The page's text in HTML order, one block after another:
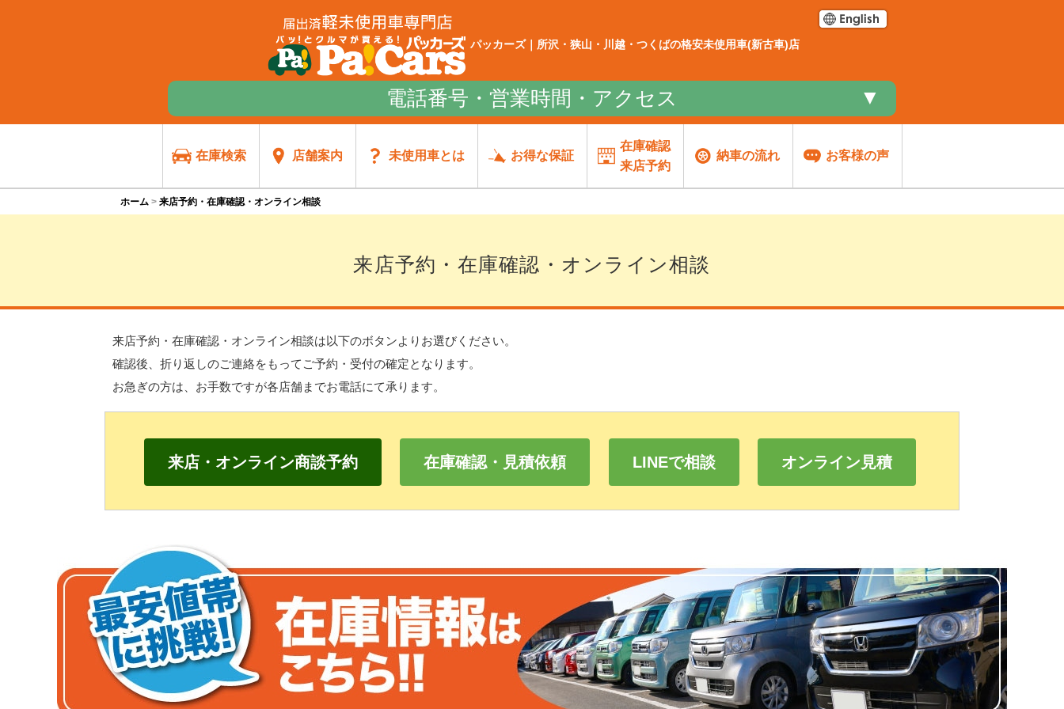
パッカーズ｜所沢・狭山・川越・つくばの格安未使用車(新古車)店
電話番号・営業時間・アクセス ▼
在庫検索 店舗案内 未使用車とは お得な保証
在庫確認
来店予約
納車の流れ お客様の声
ホーム 来店予約・在庫確認・オンライン相談
来店予約・在庫確認・オンライン相談
来店予約・在庫確認・オンライン相談は以下のボタンよりお選びください。
確認後、折り返しのご連絡をもって ご予約・受付の確定となります。
お急ぎの方は、 お手数ですが各店舗までお電話にて承ります。
来店・オンライン商談予約 在庫確認・見積依頼 LINEで相談 オンライン見積